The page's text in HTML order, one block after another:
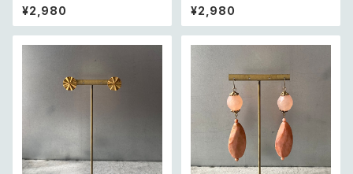
o amber color beads pierc
e レトロ アメリカ ヴィンテージ
アクセサリー 琥珀色 ビーズ ピ
¥2,980
notone bijou classical des
ign pierce レトロ アメリカ ヴ
ィンテージ アクセサリー モノト
¥2,980